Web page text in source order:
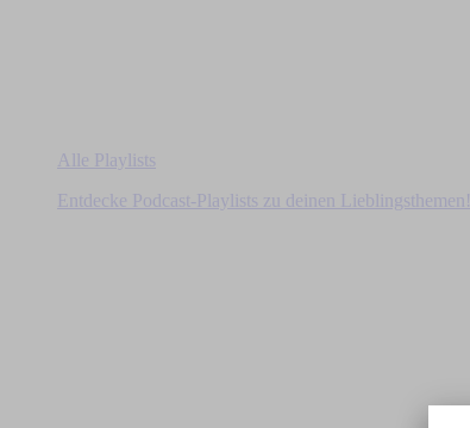
Alle Playlists
Entdecke Podcast-Playlists zu deinen Lieblingsthemen!